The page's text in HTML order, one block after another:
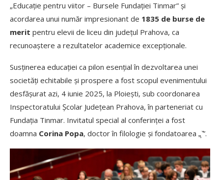
„Educație pentru viitor – Bursele Fundației Tinmar” și
acordarea unui număr impresionant de 1835 de burse de
merit pentru elevii de liceu din județul Prahova, ca
recunoaștere a rezultatelor academice excepționale.
Susținerea educației ca pilon esențial în dezvoltarea unei
societăți echitabile și prospere a fost scopul evenimentului
desfășurat azi, 4 iunie 2025, la Ploiești, sub coordonarea
Inspectoratului Școlar Județean Prahova, în parteneriat cu
Fundația Tinmar. Invitatul special al conferinței a fost
doamna Corina Popa, doctor în filologie și fondatoarea „̦ ̆”.